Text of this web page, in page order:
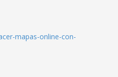
mapas-online-con-